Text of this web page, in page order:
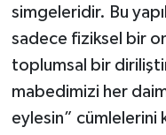
simgeleridir. Bu
sadece fiziksel bir
toplumsal bir
mabedimizi her
eylesin” cümlelerini